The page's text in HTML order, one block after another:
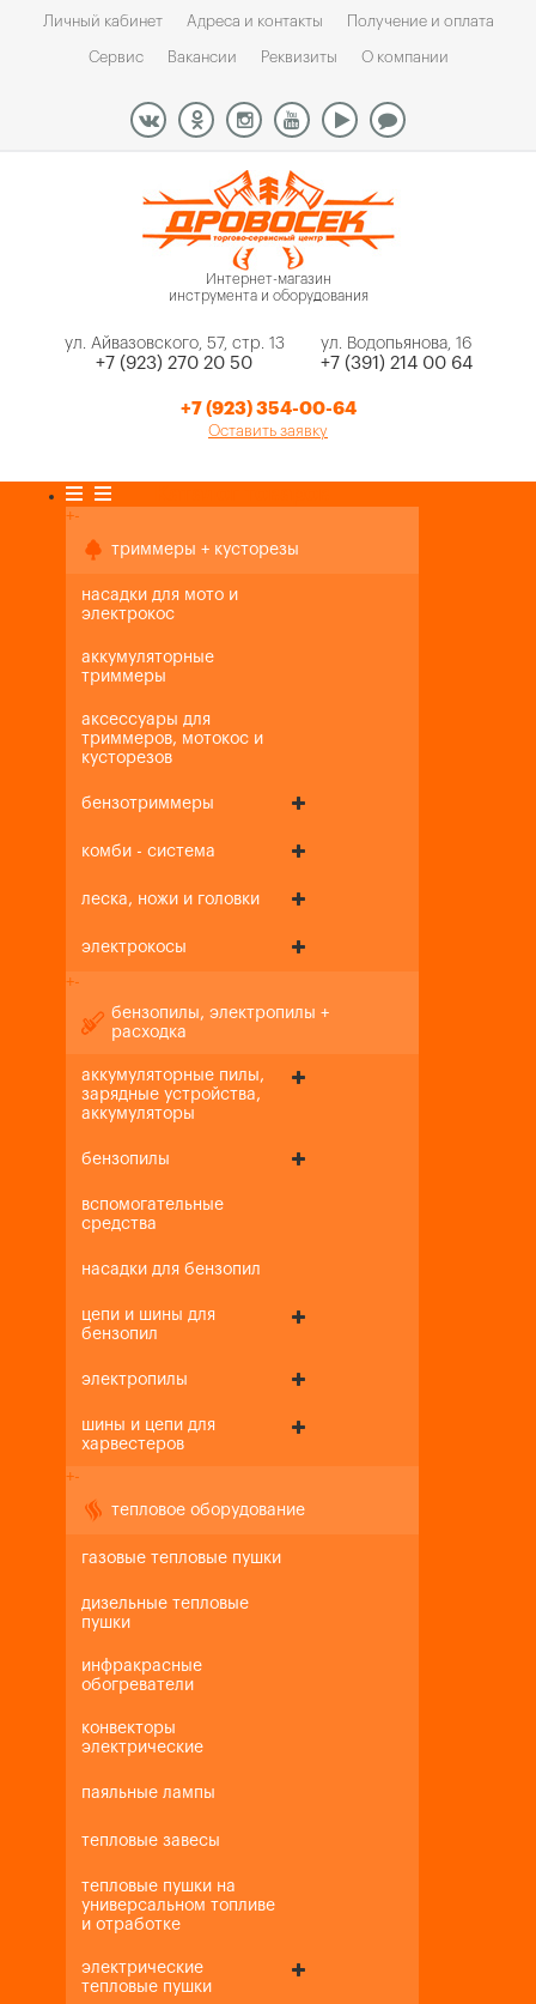
Личный кабинет Адреса и контакты Получение и оплата
Сервис Вакансии Реквизиты О компании
Интернет-магазин
инструмента и оборудования
ул. Айвазовского, 57, стр. 13
+7 (923) 270 20 50
ул. Водопьянова, 16
+7 (391) 214 00 64
+7 (923) 354-00-64
Оставить заявку
+-
триммеры + кусторезы
насадки для мото и
электрокос
аккумуляторные
триммеры
аксессуары для
триммеров, мотокос и
кусторезов
бензотриммеры
комби - система
леска, ножи и головки
электрокосы
+-
бензопилы, электропилы +
расходка
аккумуляторные пилы,
зарядные устройства,
аккумуляторы
бензопилы
вспомогательные
средства
насадки для бензопил
цепи и шины для
бензопил
электропилы
шины и цепи для
харвестеров
+-
тепловое оборудование
газовые тепловые пушки
дизельные тепловые
пушки
инфракрасные
обогреватели
конвекторы
электрические
паяльные лампы
тепловые завесы
тепловые пушки на
универсальном топливе
и отработке
электрические
тепловые пушки